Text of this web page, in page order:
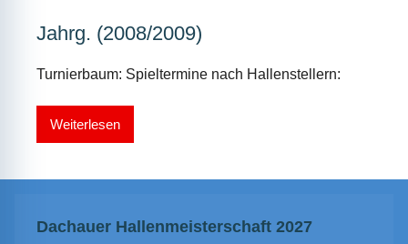
Jahrg. (2008/2009)
Turnierbaum: Spieltermine nach Hallenstellern:
Weiterlesen
Dachauer Hallenmeisterschaft 2027